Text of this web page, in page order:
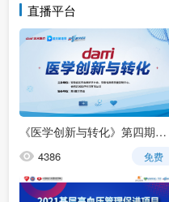
直播平台
《医学创新与转化》第四期：《如何从临床实践中创新》
4386 免费